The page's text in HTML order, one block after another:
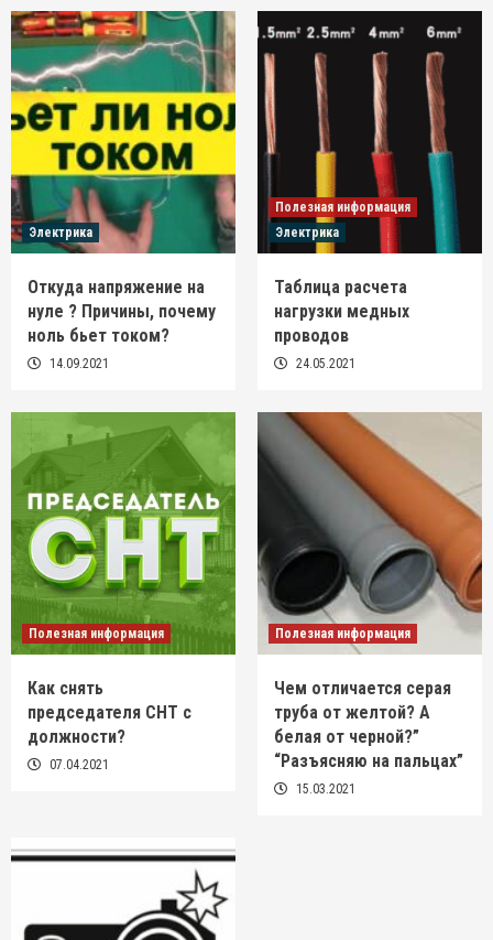
Электрика
Откуда напряжение на
нуле ? Причины, почему
ноль бьет током?
14.09.2021
Полезная информация
Электрика
Таблица расчета
нагрузки медных
проводов
24.05.2021
Полезная информация
Как снять
председателя СНТ с
должности?
07.04.2021
Полезная информация
Чем отличается серая
труба от желтой? А
белая от черной?”
“Разъясняю на пальцах”
15.03.2021